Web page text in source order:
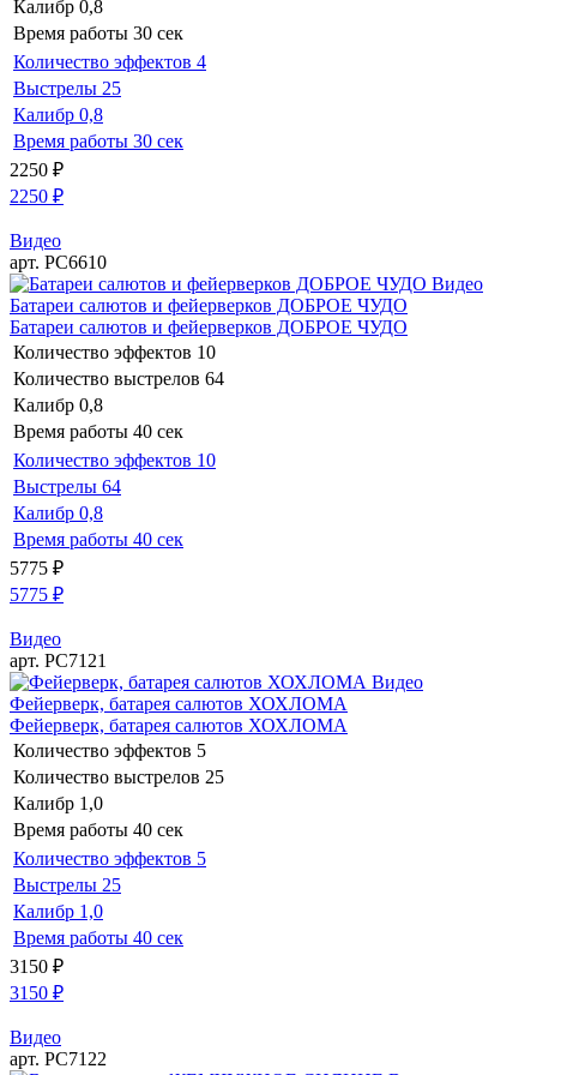
Калибр 0,8
Время работы 30 сек
Количество эффектов 4
Выстрелы 25
Калибр 0,8
Время работы 30 сек
2250 ₽
2250 ₽
Видео
арт. РС6610
Видео
Батареи салютов и фейерверков ДОБРОЕ ЧУДО
Батареи салютов и фейерверков ДОБРОЕ ЧУДО
Количество эффектов 10
Количество выстрелов 64
Калибр 0,8
Время работы 40 сек
Количество эффектов 10
Выстрелы 64
Калибр 0,8
Время работы 40 сек
5775 ₽
5775 ₽
Видео
арт. РС7121
Видео
Фейерверк, батарея салютов ХОХЛОМА
Фейерверк, батарея салютов ХОХЛОМА
Количество эффектов 5
Количество выстрелов 25
Калибр 1,0
Время работы 40 сек
Количество эффектов 5
Выстрелы 25
Калибр 1,0
Время работы 40 сек
3150 ₽
3150 ₽
Видео
арт. РС7122